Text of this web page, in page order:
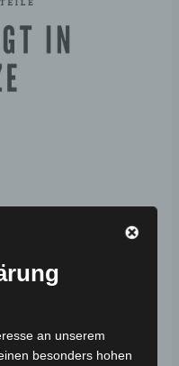
an unserem
besonders hohen